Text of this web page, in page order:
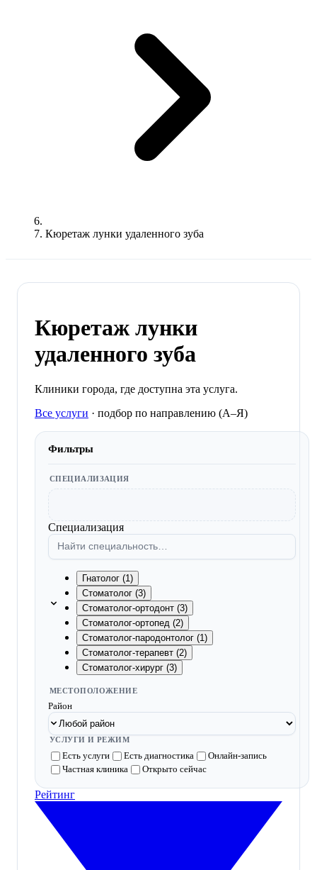
Кюретаж лунки удаленного зуба
Кюретаж лунки
удаленного зуба
Клиники города, где доступна эта услуга.
Все услуги · подбор по направлению (A–Я)
Фильтры
СПЕЦИАЛИЗАЦИЯ
Специализация
Гнатолог (1)
Стоматолог (3)
Стоматолог-ортодонт (3)
Стоматолог-ортопед (2)
Стоматолог-пародонтолог (1)
Стоматолог-терапевт (2)
Стоматолог-хирург (3)
МЕСТОПОЛОЖЕНИЕ
Район
УСЛУГИ И РЕЖИМ
Есть услуги Есть диагностика
Онлайн-запись
Частная клиника
Открыто сейчас
Рейтинг